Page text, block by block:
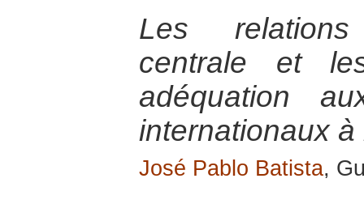
Les
centrale et
adéquation
internationaux
José Pablo Batista,